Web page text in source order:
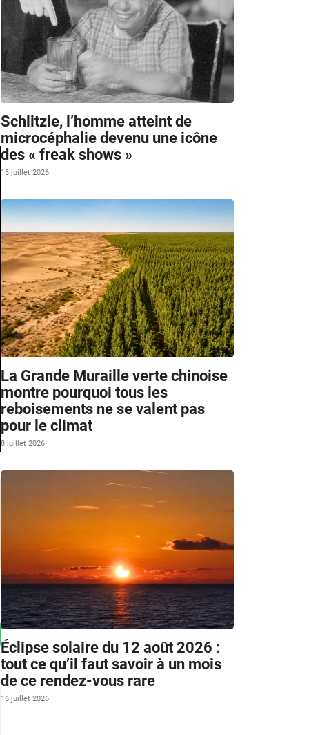
Schlitzie, l’homme atteint de
microcéphalie devenu une icône
des « freak shows »
13 juillet 2026
La Grande Muraille verte chinoise
montre pourquoi tous les
reboisements ne se valent pas
pour le climat
8 juillet 2026
Éclipse solaire du 12 août 2026 :
tout ce qu’il faut savoir à un mois
de ce rendez-vous rare
16 juillet 2026